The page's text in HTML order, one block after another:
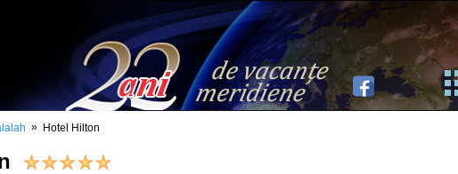
» Hotel Hilton